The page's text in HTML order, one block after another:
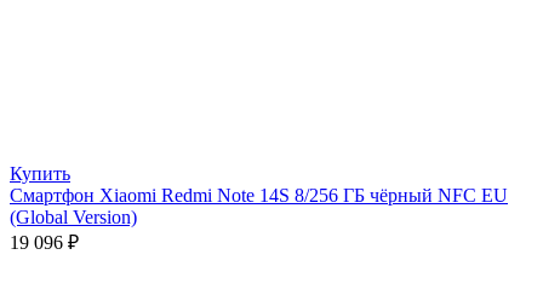
Купить
Смартфон Xiaomi Redmi Note 14S 8/256 ГБ чёрный NFC EU
(Global Version)
19 096 ₽